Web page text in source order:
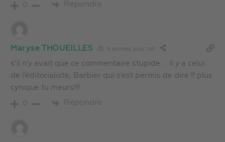
0 Répondre
Maryse THOUEILLES 6 années plus tôt
s’il n’y avait que ce commentaire stupide … il y a celui
de l’éditorialiste, Barbier qui s’est permis de dire !! plus
cynique tu meurs!!!
0 Répondre